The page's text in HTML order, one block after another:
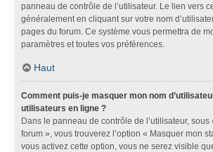
panneau de contrôle de l’utilisateur. Le lien vers
généralement en cliquant sur votre nom
pages du forum. Ce système vous permettra de
paramètres et toutes vos préférences.
Haut
Comment puis-je masquer mon nom
utilisateurs en ligne ?
Dans le panneau de contrôle de l’utilisateur, sous
forum », vous trouverez l’option « Masquer mon
vous activez cette option, vous ne serez visible